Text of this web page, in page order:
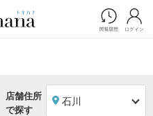
店舗住所
で探す
石川